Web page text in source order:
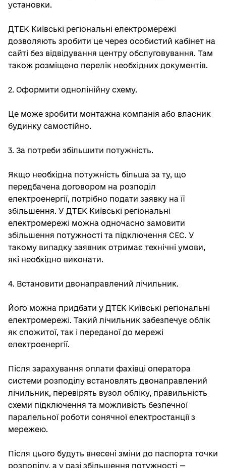
установки.
ДТЕК Київські регіональні електромережі
дозволяють зробити це через особистий кабінет на
сайті без відвідування центру обслуговування. Там
також розміщено перелік необхідних документів.
2. Оформити однолінійну схему.
Це може зробити монтажна компанія або власник
будинку самостійно.
3. За потреби збільшити потужність.
Якщо необхідна потужність більша за ту, що
передбачена договором на розподіл
електроенергії, потрібно подати заявку на її
збільшення. У ДТЕК Київські регіональні
електромережі можна одночасно замовити
збільшення потужності та підключення СЕС. У
такому випадку заявник отримає технічні умови,
які необхідно виконати.
4. Встановити двонаправлений лічильник.
Його можна придбати у ДТЕК Київські регіональні
електромережі. Такий лічильник забезпечує облік
як спожитої, так і переданої до мережі
електроенергії.
Після зарахування оплати фахівці оператора
системи розподілу встановлять двонаправлений
лічильник, перевірять вузол обліку, правильність
схеми підключення та можливість безпечної
паралельної роботи сонячної електростанції з
мережею.
Після цього будуть внесені зміни до паспорта точки
розподілу, а у разі збільшення потужності —